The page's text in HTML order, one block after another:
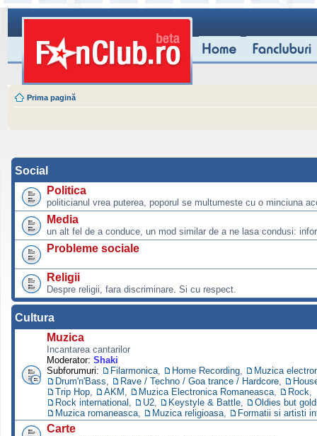
Prima pagină
Social
Politica
politicianul vrea puterea, poporul se multumeste cu o minciuna
Media
un alt fel de a conduce, un mod similar de a ne lasa condusi:
Probleme sociale
Religii
Despre religii, fara discriminare. Si cu respect.
Cultura
Muzica
Incantarea cantarilor
Moderator: Shaki
Subforumuri:
Filarmonica Home Recording
Muzica
Drum'n'Bass
Rave / Techno / Goa trance / Hardcore
Trip Hop
AKM Muzica Electronica Romaneasca Rock
Rock international
U2 Keystyle & Battle
Oldies but
Muzica romaneasca
Muzica religioasa Formatii si artisti
Carte